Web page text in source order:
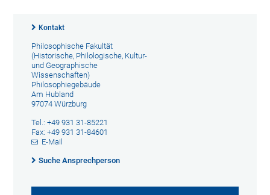
Kontakt
Philosophische Fakultät
(Historische, Philologische, Kultur-
und Geographische
Wissenschaften)
Philosophiegebäude
Am Hubland
97074 Würzburg
Tel.: +49 931 31-85221
Fax: +49 931 31-84601
E-Mail
Suche Ansprechperson